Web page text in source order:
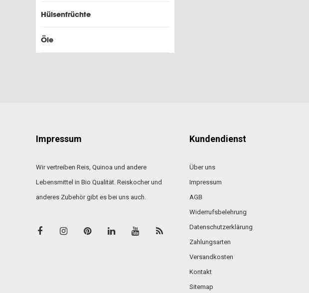
Hülsenfrüchte
Öle
Impressum
Wir vertreiben Reis, Quinoa und andere
Lebensmittel in Bio Qualität. Reiskocher und
anderes Zubehör gibt es bei uns auch.
Kundendienst
Über uns
Impressum
AGB
Widerrufsbelehrung
Datenschutzerklärung
Zahlungsarten
Versandkosten
Kontakt
Sitemap